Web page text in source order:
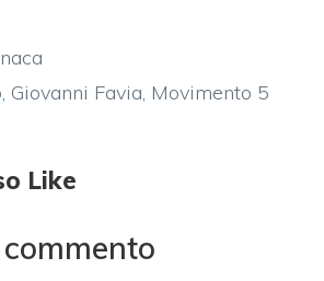
, Giovanni Favia, Movimento 5
Like